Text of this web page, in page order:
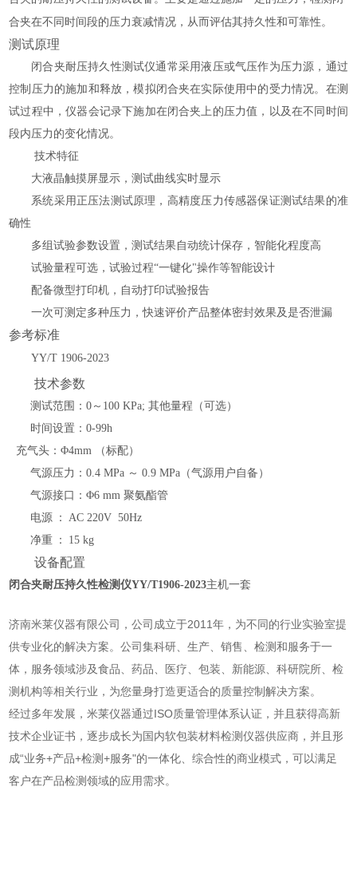
合夹在不同时间段的压力衰减情况，从而评估其持久性和可靠性 。
测试原理
闭合夹耐压持久性测试仪通常采用液压或气压作为压力源，通过
控制压力的施加和释放，模拟闭合夹在实际使用中的受力情况。在测
试过程中，仪器会记录下施加在闭合夹上的压力值，以及在不同时间
段内压力的变化情况。
技术特征
大液晶触摸屏显示，测试曲线实时显示
系统采用正压法测试原理，高精度压力传感器保证测试结果的准
确性
多组试验参数设置，测试结果自动统计保存，智能化程度高
试验量程可选，试验过程“一键化"操作等智能设计
配备微型打印机，自动打印试验报告
一次可测定多种压力，快速评价产品整体密封效果及是否泄漏
参考标准
YY/T 1906-2023
技术参数
测试范围：0～100 KPa; 其他量程（可选）
时间设置：0-99h
充气头：Φ4mm （标配）
气源压力：0.4 MPa ～ 0.9 MPa（气源用户自备）
气源接口：Φ6 mm 聚氨酯管
电源 ：
AC 220V 50Hz
净重 ： 15 kg
设备配置
闭合夹耐压持久性检测仪YY/T1906-2023主机一套
济南米莱仪器有限公司，公司成立于2011年，为不同的行业实验室提
供专业化的解决方案。公司集科研、生产、销售、检测和服务于一
体，服务领域涉及食品、药品、医疗、包装、新能源、科研院所、检
测机构等相关行业，为您量身打造更适合的质量控制解决方案。
经过多年发展，米莱仪器通过ISO质量管理体系认证，并且获得高新
技术企业证书，逐步成长为国内软包装材料检测仪器供应商，并且形
成“业务+产品+检测+服务"的一体化、综合性的商业模式，可以满足
客户在产品检测领域的应用需求。